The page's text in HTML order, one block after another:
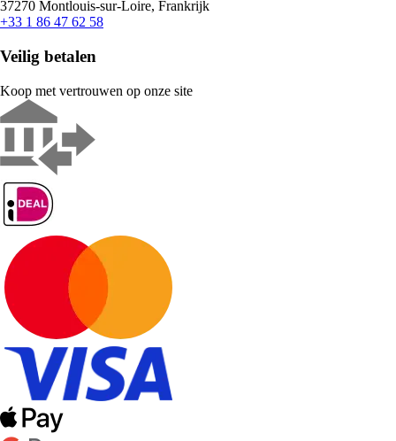
37270 Montlouis-sur-Loire, Frankrijk
+33 1 86 47 62 58
Veilig betalen
Koop met vertrouwen op onze site